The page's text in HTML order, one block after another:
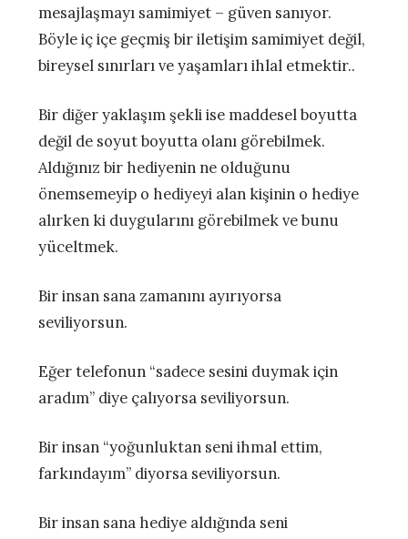
mesajlaşmayı samimiyet – güven sanıyor.
Böyle iç içe geçmiş bir iletişim samimiyet değil,
bireysel sınırları ve yaşamları ihlal etmektir..
Bir diğer yaklaşım şekli ise maddesel boyutta
değil de soyut boyutta olanı görebilmek.
Aldığınız bir hediyenin ne olduğunu
önemsemeyip o hediyeyi alan kişinin o hediye
alırken ki duygularını görebilmek ve bunu
yüceltmek.
Bir insan sana zamanını ayırıyorsa
seviliyorsun.
Eğer telefonun “sadece sesini duymak için
aradım” diye çalıyorsa seviliyorsun.
Bir insan “yoğunluktan seni ihmal ettim,
farkındayım” diyorsa seviliyorsun.
Bir insan sana hediye aldığında seni